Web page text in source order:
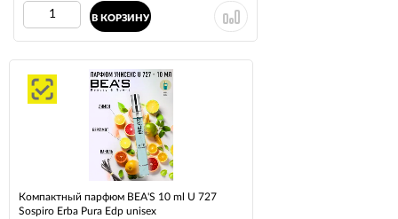
В КОРЗИНУ
Компактный парфюм BEA'S 10 ml U 727
Sospiro Erba Pura Edp unisex